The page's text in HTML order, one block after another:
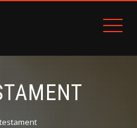
testament